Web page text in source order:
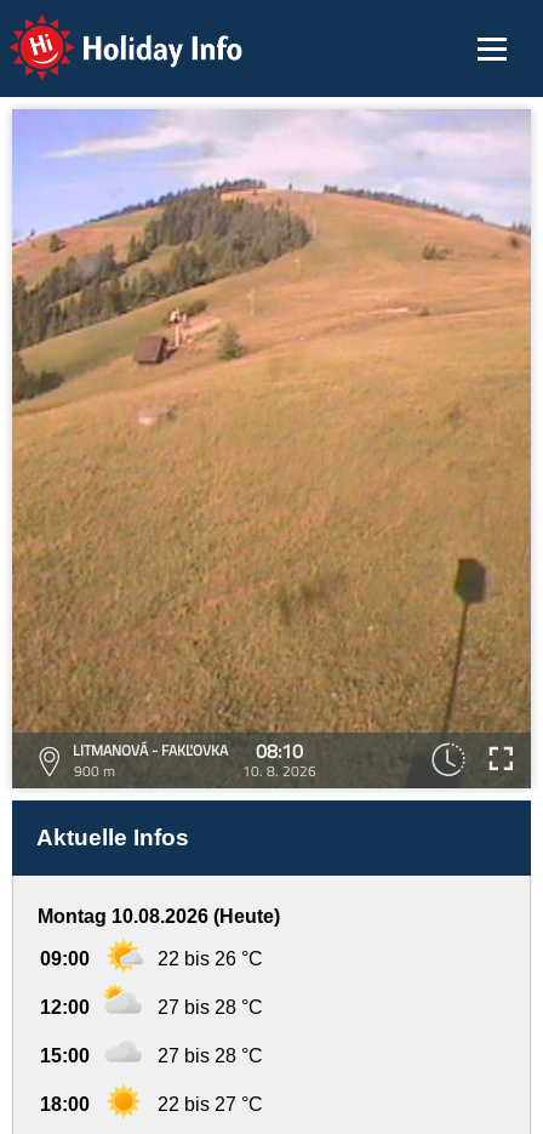
Holiday Info
LITMANOVÁ - FAKĽOVKA
900 m
08:10
10. 8. 2026
Aktuelle Infos
Montag 10.08.2026 (Heute)
09:00 22 bis 26 °C
12:00 27 bis 28 °C
15:00 27 bis 28 °C
18:00 22 bis 27 °C